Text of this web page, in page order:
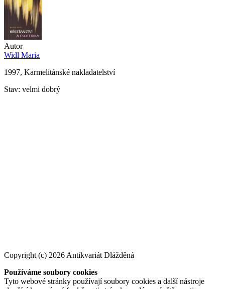
Autor
Widl Maria
1997, Karmelitánské nakladatelství
Stav: velmi dobrý
Copyright (c) 2026 Antikvariát Dlážděná
Používáme soubory cookies
Tyto webové stránky používají soubory cookies a další nástroje